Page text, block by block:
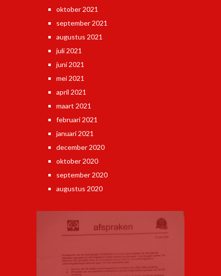
oktober 2021
september 2021
augustus 2021
juli 2021
juni 2021
mei 2021
april 2021
maart 2021
februari 2021
januari 2021
december 2020
oktober 2020
september 2020
augustus 2020